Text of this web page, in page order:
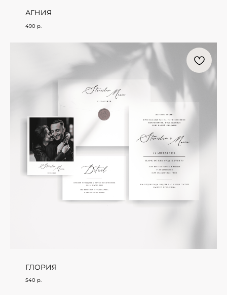
АГНИЯ
490 р.
ГЛОРИЯ
540 р.